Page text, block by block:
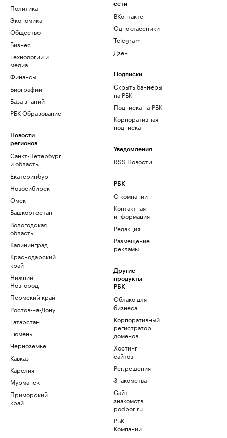
Политика
Экономика
Общество
Бизнес
Технологии и
медиа
Финансы
Биографии
База знаний
РБК Образование
Новости
регионов
Санкт-Петербург
и область
Екатеринбург
Новосибирск
Омск
Башкортостан
Вологодская
область
Калининград
Краснодарский
край
Нижний
Новгород
Пермский край
Ростов-на-Дону
Татарстан
Тюмень
Черноземье
Кавказ
Карелия
Мурманск
Приморский
край
сети
ВКонтакте
Одноклассники
Telegram
Дзен
Подписки
Скрыть баннеры
на РБК
Подписка на РБК
Корпоративная
подписка
Уведомления
RSS Новости
РБК
О компании
Контактная
информация
Редакция
Размещение
рекламы
Другие
продукты
РБК
Облако для
бизнеса
Корпоративный
регистратор
доменов
Хостинг
сайтов
Рег.решения
Знакомства
Сайт
знакомств
podbor.ru
РБК
Компании